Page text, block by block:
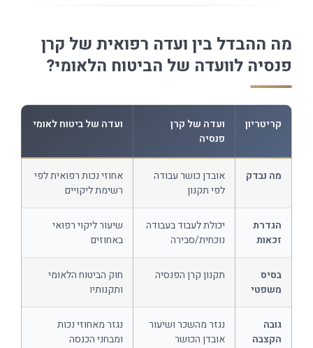
מה ההבדל בין ועדה רפואית של קרן
פנסיה לוועדה של הביטוח הלאומי?
קריטריון
ועדה של קרן
פנסיה
ועדה של ביטוח לאומי
מה נבדק
אובדן כושר עבודה
לפי תקנון
אחוזי נכות רפואית לפי
רשימת ליקויים
הגדרת
זכאות
יכולת לעבוד בעבודה
נוכחית/סבירה
שיעור ליקוי רפואי
באחוזים
בסיס
משפטי
תקנון קרן הפנסיה
חוק הביטוח הלאומי
ותקנותיו
גובה
הקצבה
נגזר מהשכר ושיעור
אובדן הכושר
נגזר מאחוזי נכות
ומבחני הכנסה